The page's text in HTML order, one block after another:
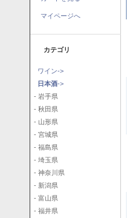
マイページへ
カテゴリ
ワイン->
日本酒->
- 岩手県
- 秋田県
- 山形県
- 宮城県
- 福島県
- 埼玉県
- 神奈川県
- 新潟県
- 富山県
- 福井県